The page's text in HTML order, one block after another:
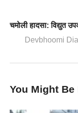
Devbhoomi
You Might